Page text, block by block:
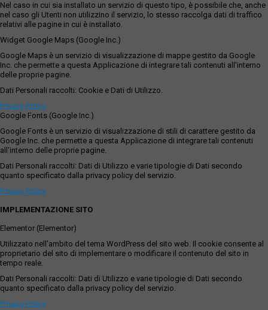
Nel caso in cui sia installato un servizio di questo tipo, è possibile che, anche
nel caso gli Utenti non utilizzino il servizio, lo stesso raccolga dati di traffico
relativi alle pagine in cui è installato.
Widget Google Maps (Google Inc.)
Google Maps è un servizio di visualizzazione di mappe gestito da Google
Inc. che permette a questa Applicazione di integrare tali contenuti all'interno
delle proprie pagine.
Dati Personali raccolti: Cookie e Dati di Utilizzo.
Privacy Policy
Google Fonts (Google Inc.)
Google Fonts è un servizio di visualizzazione di stili di carattere gestito da
Google Inc. che permette a questa Applicazione di integrare tali contenuti
all'interno delle proprie pagine.
Dati Personali raccolti: Dati di Utilizzo e varie tipologie di Dati secondo
quanto specificato dalla privacy policy del servizio.
Privacy Policy
IMPLEMENTAZIONE SITO
Elementor (Elementor)
Utilizzato nell'ambito del tema WordPress del sito web. Il cookie consente al
proprietario del sito di implementare o modificare il contenuto del sito in
tempo reale.
Dati Personali raccolti: Dati di Utilizzo e varie tipologie di Dati secondo
quanto specificato dalla privacy policy del servizio.
Privacy Policy